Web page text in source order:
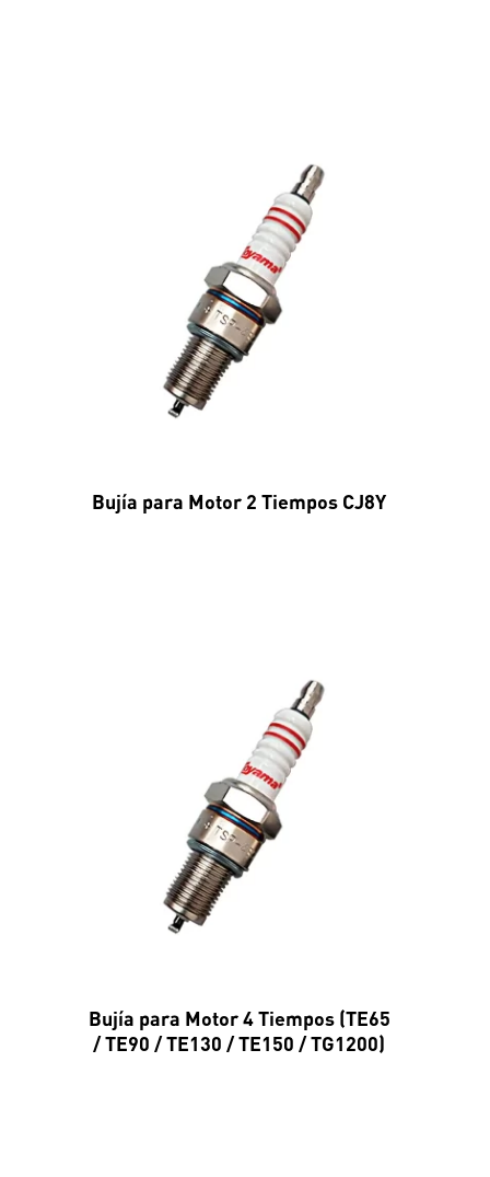
Bujía para Motor 2 Tiempos CJ8Y
Bujía para Motor 4 Tiempos (TE65
/ TE90 / TE130 / TE150 / TG1200)